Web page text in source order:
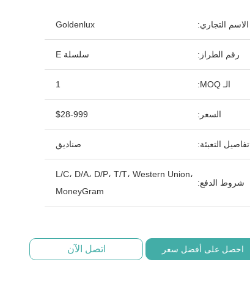
الاسم التجاري: Goldenlux
رقم الطراز: سلسلة E
الـ MOQ: 1
السعر: $28-999
تفاصيل التعبئة: صناديق
شروط الدفع:
L/C، D/A، D/P، T/T، Western Union،
MoneyGram
احصل على أفضل سعر اتصل الآن